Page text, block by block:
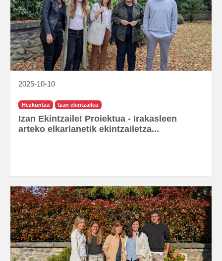
2025-10-10
Hezkuntza Izan ekintzailea
Izan Ekintzaile! Proiektua - Irakasleen
arteko elkarlanetik ekintzailetza...